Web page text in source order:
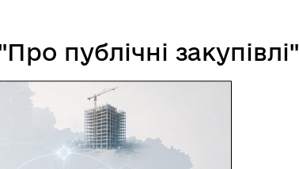
публічні закупівлі"